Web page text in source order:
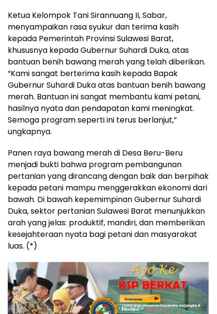
Ketua Kelompok Tani Sirannuang II, Sabar,
menyampaikan rasa syukur dan terima kasih
kepada Pemerintah Provinsi Sulawesi Barat,
khususnya kepada Gubernur Suhardi Duka, atas
bantuan benih bawang merah yang telah diberikan.
“Kami sangat berterima kasih kepada Bapak
Gubernur Suhardi Duka atas bantuan benih bawang
merah. Bantuan ini sangat membantu kami petani,
hasilnya nyata dan pendapatan kami meningkat.
Semoga program seperti ini terus berlanjut,”
ungkapnya.
Panen raya bawang merah di Desa Beru-Beru
menjadi bukti bahwa program pembangunan
pertanian yang dirancang dengan baik dan berpihak
kepada petani mampu menggerakkan ekonomi dari
bawah. Di bawah kepemimpinan Gubernur Suhardi
Duka, sektor pertanian Sulawesi Barat menunjukkan
arah yang jelas: produktif, mandiri, dan memberikan
kesejahteraan nyata bagi petani dan masyarakat
luas. (*)